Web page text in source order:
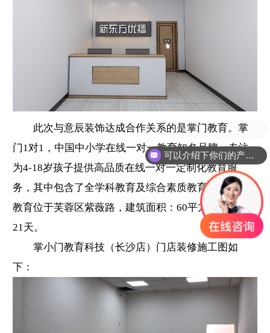
此次与意辰装饰达成合作关系的是掌门教育。掌
门1对1，中国中小学在线一对一教育知名品牌。专注
为4-18岁孩子提供高品质在线一对一定制化教育服
务，其中包含了全学科教育及综合素质教育。掌小门
教育位于芙蓉区紫薇路，建筑面积：60平方，工期为
21天。
掌小门教育科技（长沙店）门店装修施工图如
下：
可以介绍下你们的产品么？